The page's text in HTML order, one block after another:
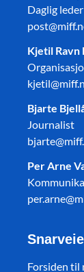
Daglig
Kjetil Ravn
Bjarte
Journalist
Per Arne
Forsiden til